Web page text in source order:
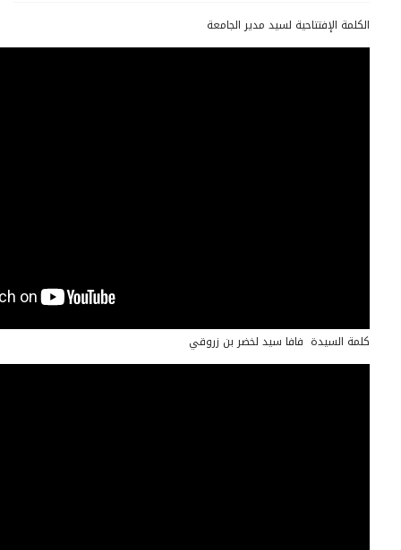
الكلمة الإفتتاحية لسيد مدير الجامعة
كلمة السيدة فافا سيد لخضر بن زروقي